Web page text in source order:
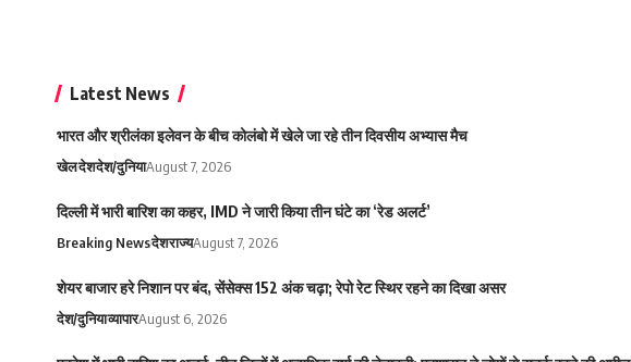
Latest News
भारत और श्रीलंका इलेवन के बीच कोलंबो में खेले जा रहे तीन दिवसीय अभ्यास मैच
खेलदेशदेश/दुनियाAugust 7, 2026
दिल्ली में भारी बारिश का कहर, IMD ने जारी किया तीन घंटे का ‘रेड अलर्ट’
Breaking Newsदेशराज्यAugust 7, 2026
शेयर बाजार हरे निशान पर बंद, सेंसेक्स 152 अंक चढ़ा; रेपो रेट स्थिर रहने का दिखा असर
देश/दुनियाव्यापारAugust 6, 2026